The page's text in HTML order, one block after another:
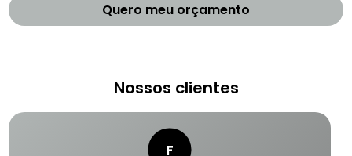
Quero meu orçamento
Nossos clientes